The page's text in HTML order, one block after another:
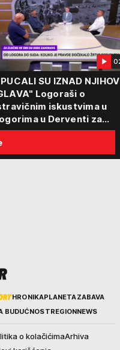
SU IZNAD
Logoraši o
iskustvima u
u Derventi za
"Puls Srbije
je počela velika
HRONIKAPLANETAZABAVA
BUDUĆNOSTREGIONNEWS
o kolačićimaArhiva